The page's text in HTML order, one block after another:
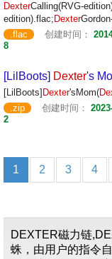
DexterCalling(RVG-
edition).flac; Dexter
.flac
创建时间：
8
[LilBoots] Dexter's
[LilBoots] Dexter'sMom(
.zip
创建时间：
2
1 2 3 4
DEXTER磁力链
蛛，由用户的指令